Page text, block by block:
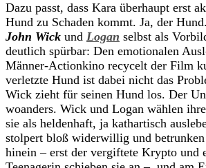
Dazu passt, dass Kara überhaupt erst
Hund zu Schaden kommt. Ja, der Hund.
John Wick und Logan selbst als
deutlich spürbar: Den emotionalen
Männer-Actionkino recycelt der Film
verletzte Hund ist dabei nicht das
Wick zieht für seinen Hund los. Der
woanders. Wick und Logan wählen
sie als heldenhaft, ja kathartisch
stolpert bloß widerwillig und
hinein – erst der vergiftete Krypto und